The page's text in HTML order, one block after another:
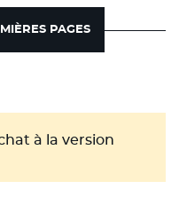
PAGES
à la version